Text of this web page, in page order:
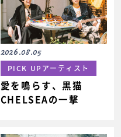
2026.08.05
PICK UPアーティスト
愛を鳴らす、黒猫
CHELSEAの一撃